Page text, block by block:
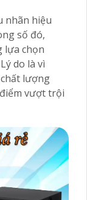
nhãn hiệu
số đó,
lựa chọn
do là vì
lượng
vượt trội